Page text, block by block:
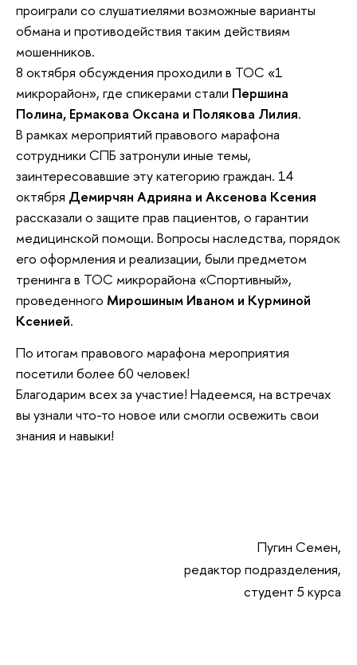
проиграли со слушатиелями возможные варианты
обмана и противодействия таким действиям
мошенников.
8 октября обсуждения проходили в ТОС «1
микрорайон», где спикерами стали Першина
Полина, Ермакова Оксана и Полякова Лилия.
В рамках мероприятий правового марафона
сотрудники СПБ затронули иные темы,
заинтересовавшие эту категорию граждан. 14
октября Демирчян Адрияна и Аксенова Ксения
рассказали о защите прав пациентов, о гарантии
медицинской помощи. Вопросы наследства, порядок
его оформления и реализации, были предметом
тренинга в ТОС микрорайона «Спортивный»,
проведенного Мирошиным Иваном и Курминой
Ксенией.
По итогам правового марафона мероприятия
посетили более 60 человек!
Благодарим всех за участие! Надеемся, на встречах
вы узнали что-то новое или смогли освежить свои
знания и навыки!
Пугин Семен,
редактор подразделения,
студент 5 курса